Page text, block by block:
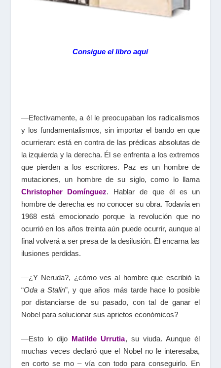
Consigue el libro aquí
—Efectivamente, a él le preocupaban los radicalismos
y los fundamentalismos, sin importar el bando en que
ocurrieran: está en contra de las prédicas absolutas de
la izquierda y la derecha. Él se enfrenta a los extremos
que pierden a los escritores. Paz es un hombre de
mutaciones, un hombre de su siglo, como lo llama
Christopher Domínguez. Hablar de que él es un
hombre de derecha es no conocer su obra. Todavía en
1968 está emocionado porque la revolución que no
ocurrió en los años treinta aún puede ocurrir, aunque al
final volverá a ser presa de la desilusión. Él encarna las
ilusiones perdidas.
—¿Y Neruda?, ¿cómo ves al hombre que escribió la
“Oda a Stalin”, y que años más tarde hace lo posible
por distanciarse de su pasado, con tal de ganar el
Nobel para solucionar sus aprietos económicos?
—Esto lo dijo Matilde Urrutia, su viuda. Aunque él
muchas veces declaró que el Nobel no le interesaba,
en corto se mo – vía con todo para conseguirlo. En